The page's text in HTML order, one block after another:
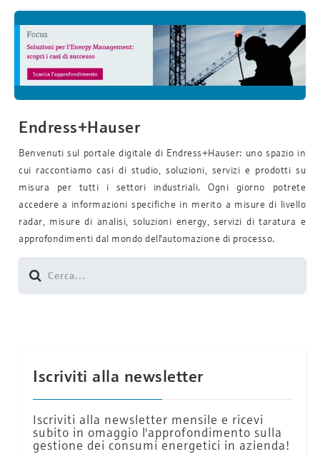
Endress+Hauser
Benvenuti sul portale digitale di Endress+Hauser: uno spazio in
cui raccontiamo casi di studio, soluzioni, servizi e prodotti su
misura per tutti i settori industriali. Ogni giorno potrete
accedere a informazioni specifiche in merito a misure di livello
radar, misure di analisi, soluzioni energy, servizi di taratura e
approfondimenti dal mondo dell'automazione di processo.
Iscriviti alla newsletter
Iscriviti alla newsletter mensile e ricevi
subito in omaggio l'approfondimento sulla
gestione dei consumi energetici in azienda!